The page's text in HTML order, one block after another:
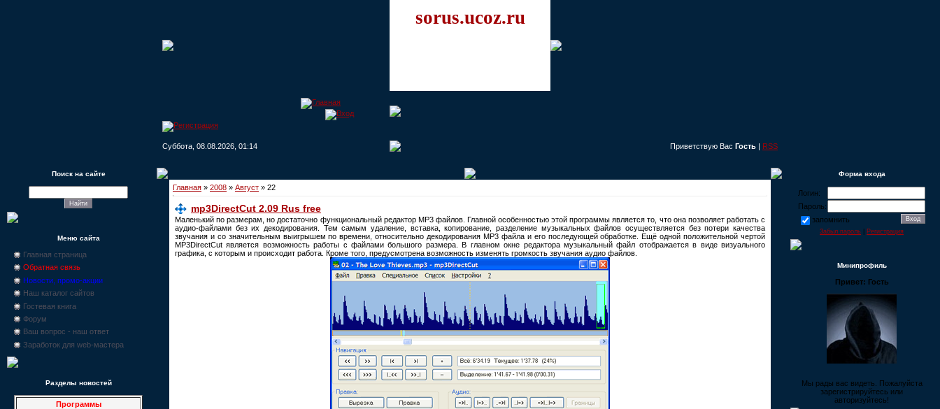
sorus.ucoz.ru
Суббота, 08.08.2026, 01:14 Приветствую Вас Гость | RSS
Поиск на сайте
Меню сайта
Главная страница
Обратная связь
Новости, промо-акции
Наш каталог сайтов
Гостевая книга
Форум
Ваш вопрос - наш ответ
Заработок для web-мастера
Разделы новостей
Программы
Главная » 2008 » Август » 22
mp3DirectCut 2.09 Rus free
Маленький по размерам, но достаточно функциональный редактор MP3 файлов. Главной особенностью этой программы является то, что она позволяет работать с
аудио-файлами без их декодирования. Тем самым удаление, вставка, копирование, разделение музыкальных файлов осуществляется без потери качества
звучания и со значительным выигрышем по времени, относительно декодирования MP3 файла и его последующей обработке. Ещё одной положительной чертой
MP3DirectCut является возможность работы с файлами большого размера. В главном окне редактора музыкальный файл отображается в виде визуального
графика, с которым и происходит работа. Кроме того, предусмотрена возможность изменять громкость звучания аудио файлов.
Форма входа
Логин:
Пароль:
запомнить
Забыл пароль Регистрация
Минипрофиль
Привет: Гость
Мы рады вас видеть. Пожалуйста
зарегистрируйтесь или
авторизуйтесь!